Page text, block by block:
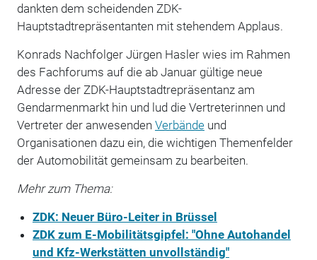
dankten dem scheidenden ZDK-
Hauptstadtrepräsentanten mit stehendem Applaus.
Konrads Nachfolger Jürgen Hasler wies im Rahmen
des Fachforums auf die ab Januar gültige neue
Adresse der ZDK-Hauptstadtrepräsentanz am
Gendarmenmarkt hin und lud die Vertreterinnen und
Vertreter der anwesenden Verbändeund
Organisationen dazu ein, die wichtigen Themenfelder
der Automobilität gemeinsam zu bearbeiten.
Mehr zum Thema:
ZDK: Neuer Büro-Leiter in Brüssel
ZDK zum E-Mobilitätsgipfel: "Ohne Autohandel
und Kfz-Werkstätten unvollständig"